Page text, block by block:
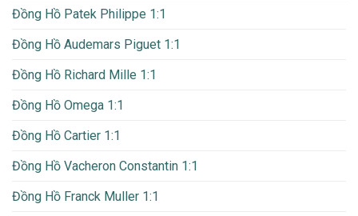
Đồng Hồ Patek Philippe 1:1
Đồng Hồ Audemars Piguet 1:1
Đồng Hồ Richard Mille 1:1
Đồng Hồ Omega 1:1
Đồng Hồ Cartier 1:1
Đồng Hồ Vacheron Constantin 1:1
Đồng Hồ Franck Muller 1:1